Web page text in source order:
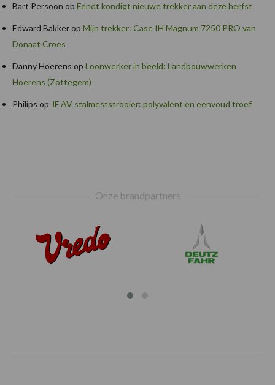
Bart Persoon op Fendt kondigt nieuwe trekker aan deze herfst
Edward Bakkerop Mijn trekker: Case IH Magnum 7250 PRO van
Donaat Croes
Danny Hoerens op Loonwerker in beeld: Landbouwwerken
Hoerens (Zottegem)
Philips op JF AV stalmeststrooier: polyvalent en eenvoud troef
Onze brandpartners